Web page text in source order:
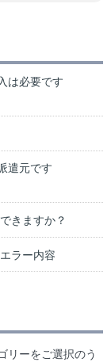
は必要です
遣元です
きますか？
ラー内容
リーをご選択のう